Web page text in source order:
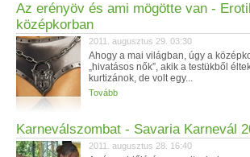
Az erényöv és ami mögötte van -
középkorban
2011. augusztus 29. 03:30
Ahogy a mai világban, úgy a
„hivatásos nők”, akik a testükből
kurtizánok, de volt egy...
Tovább
Karneválszombat - Savaria Karnevál
2011. augusztus 28. 16:40